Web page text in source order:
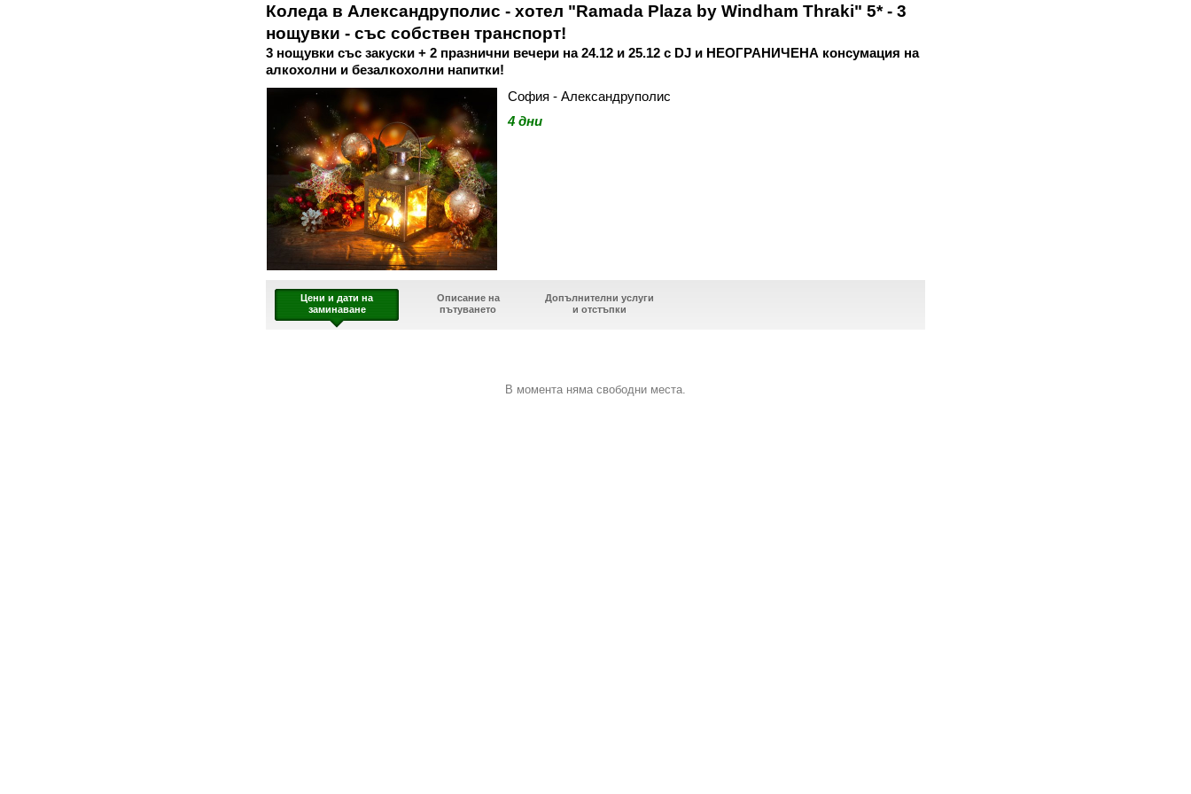
Коледа в Александруполис - хотел "Ramada Plaza by Windham Thraki" 5* - 3
нощувки - със собствен транспорт!
3 нощувки със закуски + 2 празнични вечери на 24.12 и 25.12 с DJ и НЕОГРАНИЧЕНА консумация на
алкохолни и безалкохолни напитки!
София - Александруполис
4 дни
Цени и дати на
заминаване
Описание на
пътуването
Допълнителни услуги
и отстъпки
В момента няма свободни места.